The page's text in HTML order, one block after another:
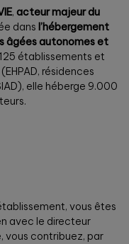
, acteur majeur du
dans l’hébergement
âgées autonomes et
125 établissements et
résidences
elle héberge 9.000
vous êtes
avec le directeur
vous contribuez, par